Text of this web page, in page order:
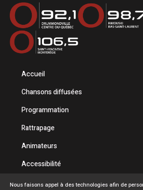
Accueil
Chansons diffusées
Programmation
Rattrapage
Animateurs
Accessibilité
Politique de confidentialité
Nous faisons appel à des technologies afin de